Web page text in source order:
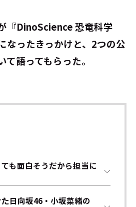
『DinoScience 恐竜科学
なったきっかけと、2つの公
語ってもらった。
も面白そうだから担当に
日向坂46・小坂菜緒の